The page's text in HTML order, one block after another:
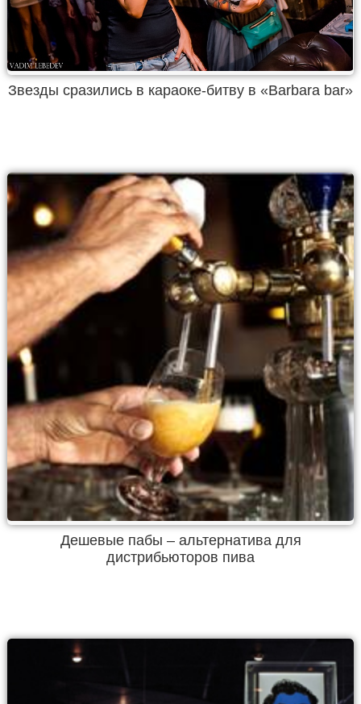
Звезды сразились в караоке-битву в «Barbara bar»
Дешевые пабы – альтернатива для
дистрибьюторов пива